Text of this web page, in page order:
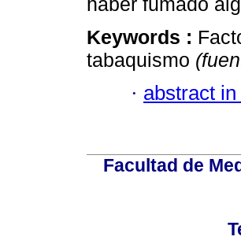
Keywords :
tabaquismo
· abstract
Facultad de